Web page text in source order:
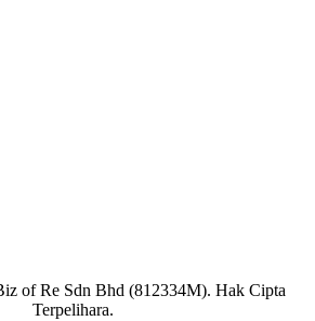
of Re Sdn Bhd (812334M). Hak Cipta
Terpelihara.